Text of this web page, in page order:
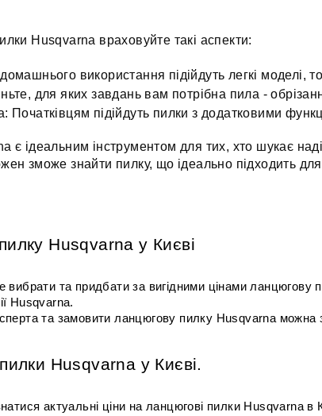
Husqvarna враховуйте такі аспекти:
використання підійдуть легкі моделі,
для яких завдань вам потрібна пила -
Початківцям підійдуть пилки з додатковими
є ідеальним інструментом для тих, хто шукає
зможе знайти пилку, що ідеально підходить
Husqvarna у Києві
та придбати за вигідними цінами ланцюгову
Husqvarna.
та замовити ланцюгову пилку Husqvarna
Husqvarna у Києві.
актуальні ціни на ланцюгові пилки Husqvarna в